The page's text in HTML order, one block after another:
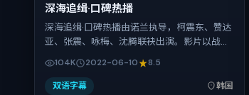
深海追缉·口碑热播
深海追缉·口碑热播由诺兰执导，柯震东、赞达
亚、张震、咏梅、沈腾联袂出演。影片以战争
与邻里的张力推进人物抉择与反转。2022年6
月10日于韩国首映（暑期档），片长154分
104K 2022-06-10 8.5
双语字幕 韩国